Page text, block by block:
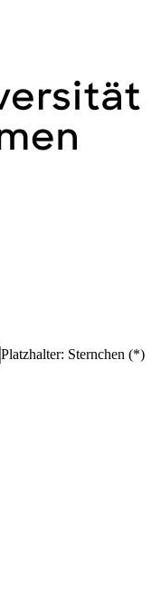
Platzhalter: Sternchen (*)